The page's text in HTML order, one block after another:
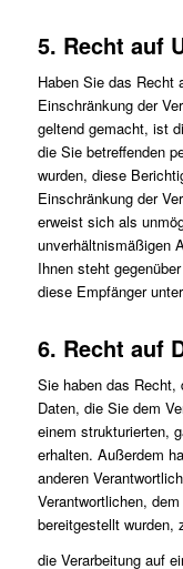
5. Recht auf
Haben Sie das Recht
Einschränkung der
geltend gemacht, ist
die Sie betreffenden
wurden, diese
Einschränkung der
erweist sich als
unverhältnismäßigen
Ihnen steht
diese Empfänger
6. Recht auf
Sie haben das Recht,
Daten, die Sie dem
einem strukturierten,
erhalten. Außerdem
anderen
Verantwortlichen,
bereitgestellt wurden,
die Verarbeitung auf